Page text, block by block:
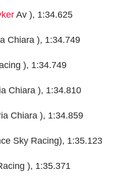
Av ), 1:34.625
Chiara ), 1:34.749
), 1:34.749
Chiara ), 1:34.810
Chiara ), 1:34.859
Sky Racing), 1:35.123
), 1:35.371